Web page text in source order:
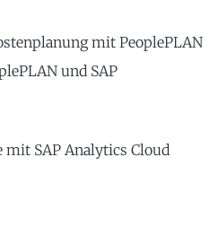
mit PeoplePLAN
und SAP
mit SAP Analytics Cloud